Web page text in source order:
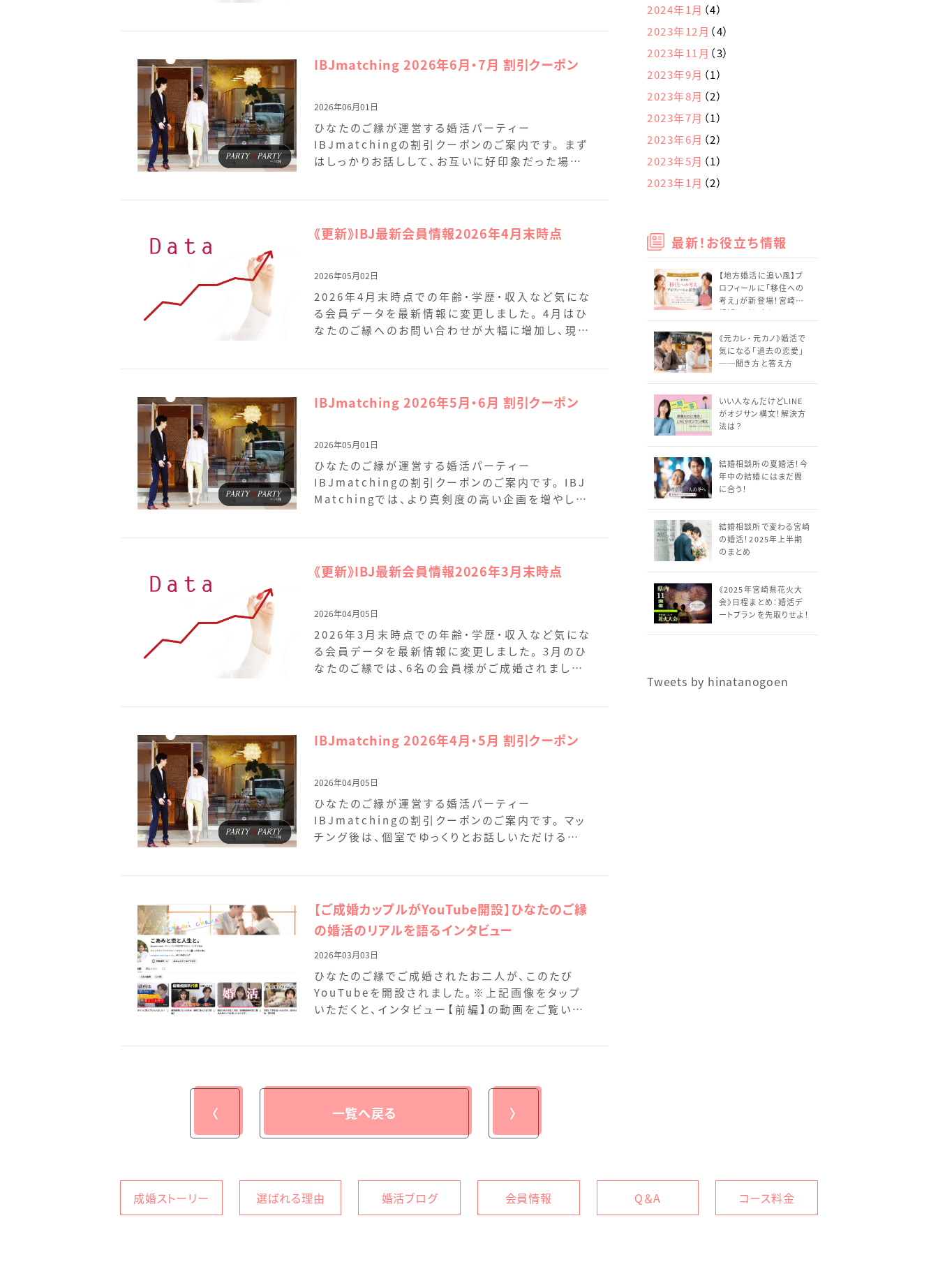
IBJmatching 2026年6月・7月 割引クーポン
2026年06月01日
ひなたのご縁が運営する婚活パーティー
IBJmatchingの割引クーポンのご案内です。 まず
はしっかりお話しして、お互いに好印象だった場合
《更新》IBJ最新会員情報2026年4月末時点
2026年05月02日
2026年4月末時点での年齢・学歴・収入など気にな
る会員データを最新情報に変更しました。 4月はひ
なたのご縁へのお問い合わせが大幅に増加し、現在
IBJmatching 2026年5月・6月 割引クーポン
2026年05月01日
ひなたのご縁が運営する婚活パーティー
IBJmatchingの割引クーポンのご案内です。 IBJ
Matchingでは、より真剣度の高い企画を増やして
《更新》IBJ最新会員情報2026年3月末時点
2026年04月05日
2026年3月末時点での年齢・学歴・収入など気にな
る会員データを最新情報に変更しました。 3月のひ
なたのご縁では、6名の会員様がご成婚されました。
IBJmatching 2026年4月・5月 割引クーポン
2026年04月05日
ひなたのご縁が運営する婚活パーティー
IBJmatchingの割引クーポンのご案内です。 マッ
チング後は、個室でゆっくりとお話しいただけるお
【ご成婚カップルがYouTube開設】ひなたのご縁
の婚活のリアルを語るインタビュー
2026年03月03日
ひなたのご縁でご成婚されたお二人が、このたび
YouTubeを開設されました。※上記画像をタップ
いただくと、インタビュー【前編】の動画をご覧いた
〈 一覧へ戻る 〉
2024年1月 （4）
2023年12月 （4）
2023年11月 （3）
2023年9月 （1）
2023年8月 （2）
2023年7月 （1）
2023年6月 （2）
2023年5月 （1）
2023年1月 （2）
最新！お役立ち情報
【地方婚活に追い風】プ
ロフィールに「移住への
考え」が新登場！宮崎の
婚活はどう変わる？
《元カレ・元カノ》婚活で
気になる「過去の恋愛」
──聞き方と答え方
いい人なんだけどLINE
がオジサン構文！解決方
法は？
結婚相談所の夏婚活！今
年中の結婚にはまだ間
に合う！
結婚相談所で変わる宮崎
の婚活！2025年上半期
のまとめ
《2025年宮崎県花火大
会》日程まとめ：婚活デ
ートプランを先取りせよ！
Tweets by hinatanogoen
成婚ストーリー 選ばれる理由 婚活ブログ 会員情報 Q＆A コース料金